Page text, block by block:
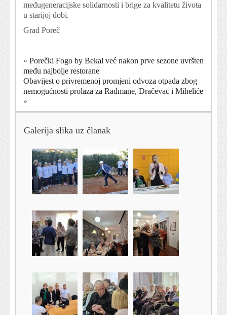
međugeneracijske solidarnosti i brige za kvalitetu života
u starijoj dobi.
Grad Poreč
« Porečki Fogo by Bekal već nakon prve sezone uvršten
među najbolje restorane
Obavijest o privremenoj promjeni odvoza otpada zbog
nemogućnosti prolaza za Radmane, Dračevac i Miheliće
»
Galerija slika uz članak